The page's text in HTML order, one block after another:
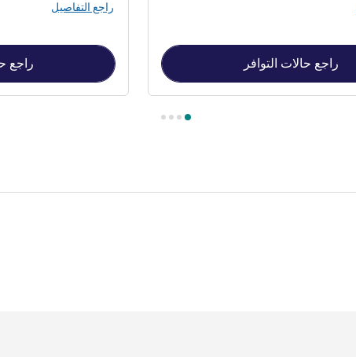
راجع حالات التوافر
راجع التفاصيل
راجع